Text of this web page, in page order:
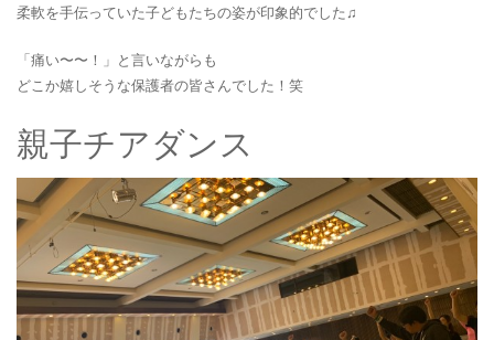
柔軟を手伝っていた子どもたちの姿が印象的でした♫
「痛い〜〜！」と言いながらも
どこか嬉しそうな保護者の皆さんでした！笑
親子チアダンス